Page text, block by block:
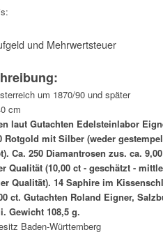
und Mehrwertsteuer
um 1870/90 und später
cm
laut Gutachten Edelsteinlabor
Rotgold mit Silber (weder
Ca. 250 Diamantrosen zus. ca.
Qualität (10,00 ct - geschätzt -
Qualität). 14 Saphire im
ct. Gutachten Roland Eigner,
Gewicht 108,5 g.
Baden-Württemberg